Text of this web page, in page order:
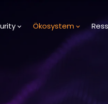
Ökosystem